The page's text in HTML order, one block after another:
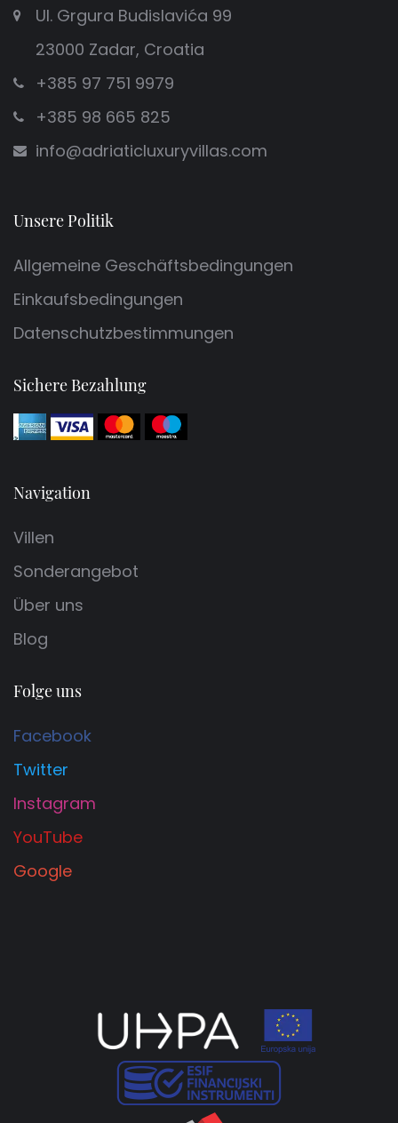
Ul. Grgura Budislavića 99
23000 Zadar, Croatia
+385 97 751 9979
+385 98 665 825
info@adriaticluxuryvillas.com
Unsere Politik
Allgemeine Geschäftsbedingungen
Einkaufsbedingungen
Datenschutzbestimmungen
Sichere Bezahlung
Navigation
Villen
Sonderangebot
Über uns
Blog
Folge uns
Facebook
Twitter
Instagram
YouTube
Google